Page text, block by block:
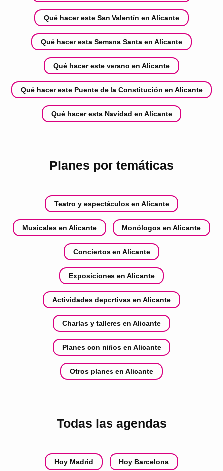
Qué hacer este San Valentín en Alicante
Qué hacer esta Semana Santa en Alicante
Qué hacer este verano en Alicante
Qué hacer este Puente de la Constitución en Alicante
Qué hacer esta Navidad en Alicante
Planes por temáticas
Teatro y espectáculos en Alicante
Musicales en Alicante Monólogos en Alicante
Conciertos en Alicante
Exposiciones en Alicante
Actividades deportivas en Alicante
Charlas y talleres en Alicante
Planes con niños en Alicante
Otros planes en Alicante
Todas las agendas
Hoy Madrid Hoy Barcelona